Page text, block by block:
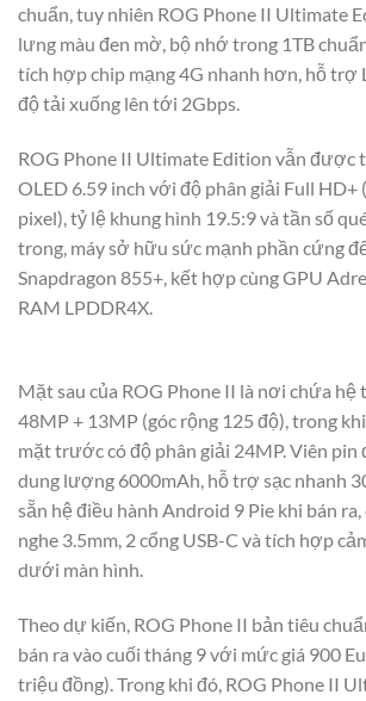
chuẩn, tuy nhiên ROG Phone II Ultimate
lưng màu đen mờ, bộ nhớ trong 1TB
tích hợp chip mạng 4G nhanh hơn, hỗ trợ
độ tải xuống lên tới 2Gbps.
ROG Phone II Ultimate Edition vẫn được
OLED 6.59 inch với độ phân giải Full HD+
pixel), tỷ lệ khung hình 19.5:9 và tần số
trong, máy sở hữu sức mạnh phần cứng
Snapdragon 855+, kết hợp cùng GPU
RAM LPDDR4X.
Mặt sau của ROG Phone II là nơi chứa hệ
48MP + 13MP (góc rộng 125 độ), trong
mặt trước có độ phân giải 24MP. Viên pin
dung lượng 6000mAh, hỗ trợ sạc nhanh
sẵn hệ điều hành Android 9 Pie khi bán ra,
nghe 3.5mm, 2 cổng USB-C và tích hợp
dưới màn hình.
Theo dự kiến, ROG Phone II bản tiêu
bán ra vào cuối tháng 9 với mức giá 900
triệu đồng). Trong khi đó, ROG Phone II